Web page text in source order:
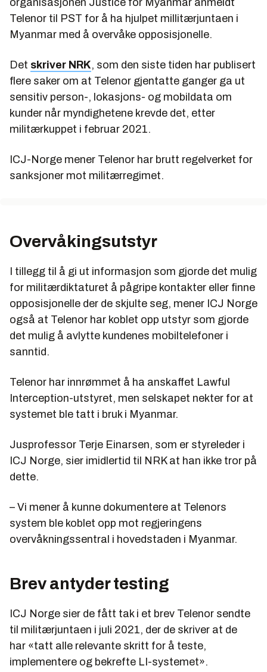
Telenor til PST for å ha hjulpet millitærjuntaen i
Myanmar med å overvåke opposisjonelle.
Det skriver NRK, som den siste tiden har publisert
flere saker om at Telenor gjentatte ganger ga ut
sensitiv person-, lokasjons- og mobildata om
kunder når myndighetene krevde det, etter
militærkuppet i februar 2021.
ICJ-Norge mener Telenor har brutt regelverket for
sanksjoner mot militærregimet.
Overvåkingsutstyr
I tillegg til å gi ut informasjon som gjorde det mulig
for militærdiktaturet å pågripe kontakter eller finne
opposisjonelle der de skjulte seg, mener ICJ Norge
også at Telenor har koblet opp utstyr som gjorde
det mulig å avlytte kundenes mobiltelefoner i
sanntid.
Telenor har innrømmet å ha anskaffet Lawful
Interception-utstyret, men selskapet nekter for at
systemet ble tatt i bruk i Myanmar.
Jusprofessor Terje Einarsen, som er styreleder i
ICJ Norge, sier imidlertid til NRK at han ikke tror på
dette.
– Vi mener å kunne dokumentere at Telenors
system ble koblet opp mot regjeringens
overvåkningssentral i hovedstaden i Myanmar.
Brev antyder testing
ICJ Norge sier de fått tak i et brev Telenor sendte
til militærjuntaen i juli 2021, der de skriver at de
har «tatt alle relevante skritt for å teste,
implementere og bekrefte LI-systemet».